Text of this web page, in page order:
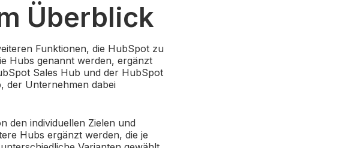
Überblick
Funktionen, die HubSpot zu
Hubs genannt werden, ergänzt
Sales Hub und der HubSpot
der Unternehmen dabei
den individuellen Zielen und
Hubs ergänzt werden, die je